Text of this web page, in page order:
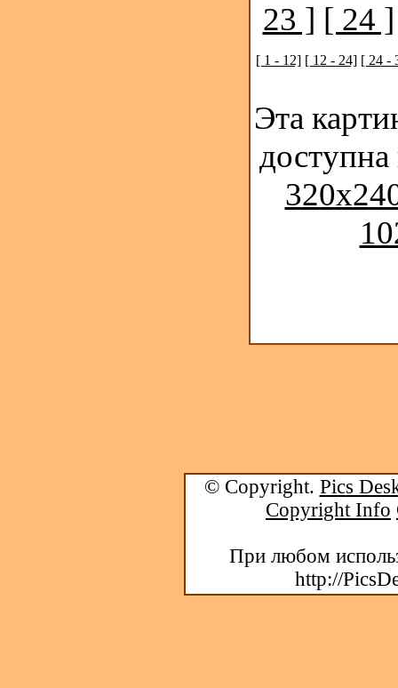
23 ] [ 24 ]
[ 1 - 12] [ 12 - 24] [ 24 -
Эта
© Copyright. Pics
Copyright Info
При любом
http://